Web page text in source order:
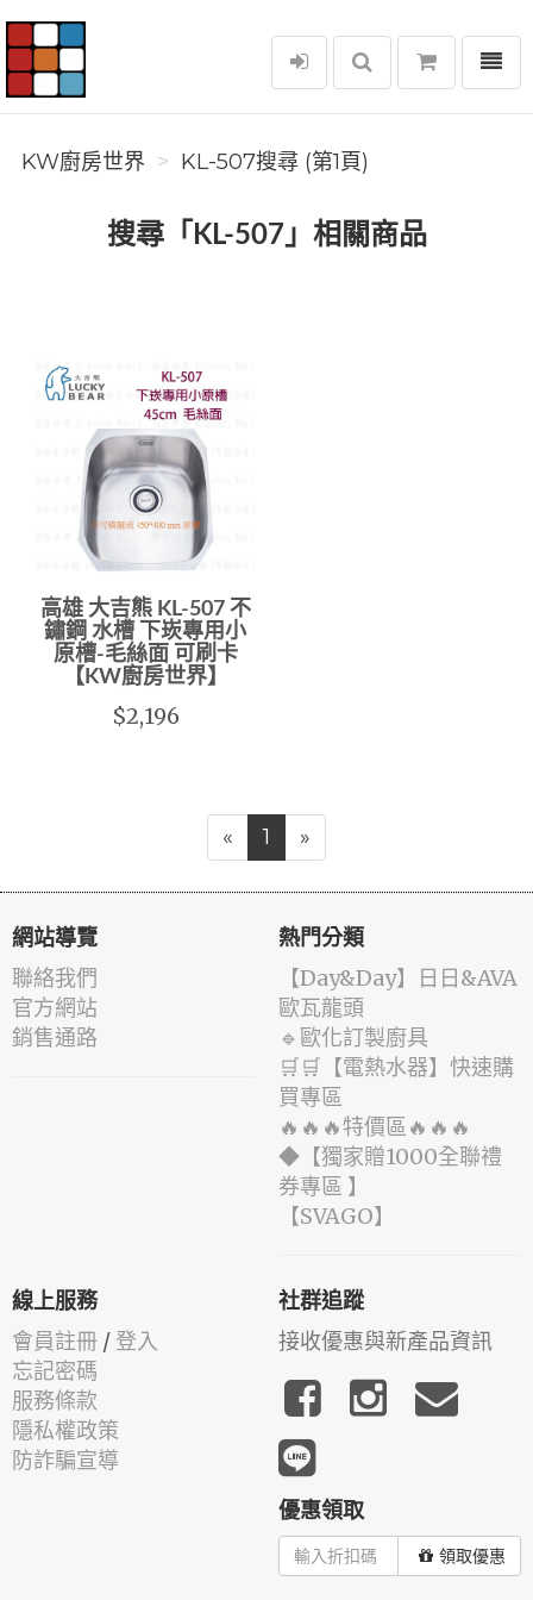
KW廚房世界
選單
KW廚房世界 KL-507搜尋 (第1頁)
搜尋「KL-507」相關商品
高雄 大吉熊 KL-507 不
鏽鋼 水槽 下崁專用小
原槽-毛絲面 可刷卡
【KW廚房世界】
$2,196
« 1 »
網站導覽
聯絡我們
官方網站
銷售通路
熱門分類
️【Day&Day】️日日&AVA
歐瓦龍頭
🔹歐化訂製廚具
🛒🛒【電熱水器】快速購
買專區
🔥🔥🔥特價區🔥🔥🔥
◆【獨家贈1000全聯禮
券專區 】
️【SVAGO】️
線上服務
會員註冊 / 登入
忘記密碼
服務條款
隱私權政策
防詐騙宣導
社群追蹤
接收優惠與新產品資訊
優惠領取
領取優惠